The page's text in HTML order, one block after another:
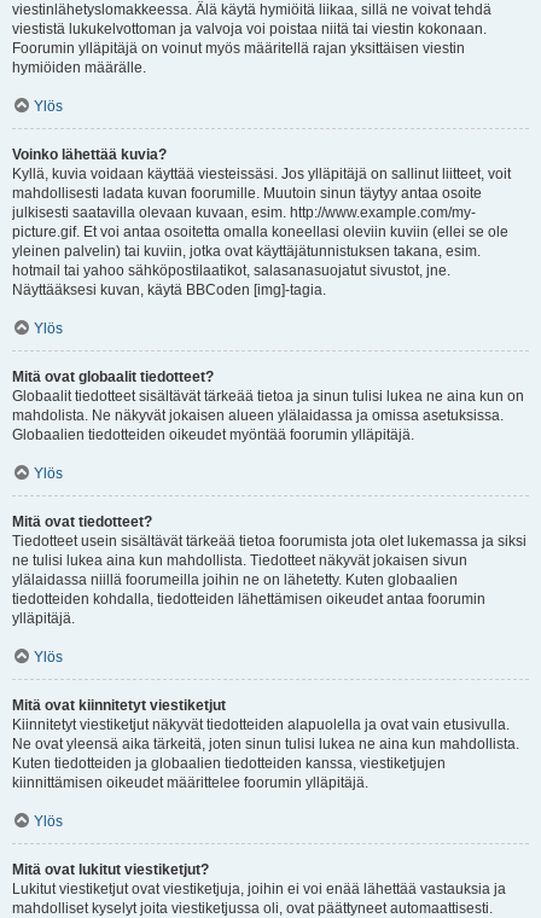
viestinlähetyslomakkeessa. Älä käytä hymiöitä liikaa, sillä ne voivat tehdä
viestistä lukukelvottoman ja valvoja voi poistaa niitä tai viestin kokonaan.
Foorumin ylläpitäjä on voinut myös määritellä rajan yksittäisen viestin
hymiöiden määrälle.
Ylös
Voinko lähettää kuvia?
Kyllä, kuvia voidaan käyttää viesteissäsi. Jos ylläpitäjä on sallinut liitteet, voit
mahdollisesti ladata kuvan foorumille. Muutoin sinun täytyy antaa osoite
julkisesti saatavilla olevaan kuvaan, esim. http://www.example.com/my-
picture.gif. Et voi antaa osoitetta omalla koneellasi oleviin kuviin (ellei se ole
yleinen palvelin) tai kuviin, jotka ovat käyttäjätunnistuksen takana, esim.
hotmail tai yahoo sähköpostilaatikot, salasanasuojatut sivustot, jne.
Näyttääksesi kuvan, käytä BBCoden [img]-tagia.
Ylös
Mitä ovat globaalit tiedotteet?
Globaalit tiedotteet sisältävät tärkeää tietoa ja sinun tulisi lukea ne aina kun on
mahdolista. Ne näkyvät jokaisen alueen ylälaidassa ja omissa asetuksissa.
Globaalien tiedotteiden oikeudet myöntää foorumin ylläpitäjä.
Ylös
Mitä ovat tiedotteet?
Tiedotteet usein sisältävät tärkeää tietoa foorumista jota olet lukemassa ja siksi
ne tulisi lukea aina kun mahdollista. Tiedotteet näkyvät jokaisen sivun
ylälaidassa niillä foorumeilla joihin ne on lähetetty. Kuten globaalien
tiedotteiden kohdalla, tiedotteiden lähettämisen oikeudet antaa foorumin
ylläpitäjä.
Ylös
Mitä ovat kiinnitetyt viestiketjut
Kiinnitetyt viestiketjut näkyvät tiedotteiden alapuolella ja ovat vain etusivulla.
Ne ovat yleensä aika tärkeitä, joten sinun tulisi lukea ne aina kun mahdollista.
Kuten tiedotteiden ja globaalien tiedotteiden kanssa, viestiketjujen
kiinnittämisen oikeudet määrittelee foorumin ylläpitäjä.
Ylös
Mitä ovat lukitut viestiketjut?
Lukitut viestiketjut ovat viestiketjuja, joihin ei voi enää lähettää vastauksia ja
mahdolliset kyselyt joita viestiketjussa oli, ovat päättyneet automaattisesti.